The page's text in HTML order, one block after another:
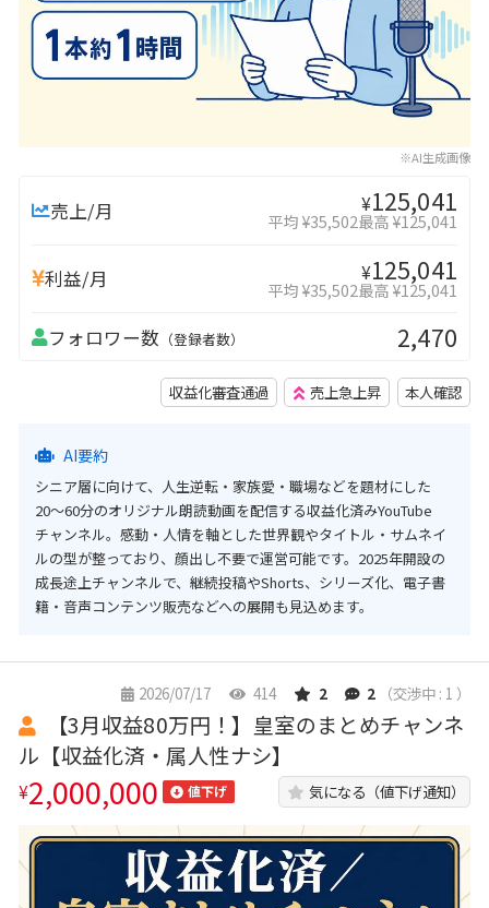
※AI生成画像
売上/月 ¥125,041
平均 ¥35,502最高 ¥125,041
利益/月 ¥125,041
平均 ¥35,502最高 ¥125,041
フォロワー数 （登録者数） 2,470
収益化審査通過 売上急上昇 本人確認
AI要約
シニア層に向けて、人生逆転・家族愛・職場などを題材にした
20〜60分のオリジナル朗読動画を配信する収益化済みYouTube
チャンネル。感動・人情を軸とした世界観やタイトル・サムネイ
ルの型が整っており、顔出し不要で運営可能です。2025年開設の
成長途上チャンネルで、継続投稿やShorts、シリーズ化、電子書
籍・音声コンテンツ販売などへの展開も見込めます。
2026/07/17 414 2 2 （交渉中 : 1 ）
【3月収益80万円！】皇室のまとめチャンネ
ル【収益化済・属人性ナシ】
¥2,000,000 値下げ 気になる（値下げ通知）